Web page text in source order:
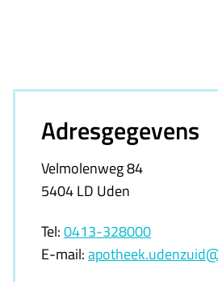
Adresgegevens
Velmolenweg 84
5404 LD Uden
Tel:0413-328000
E-mail: